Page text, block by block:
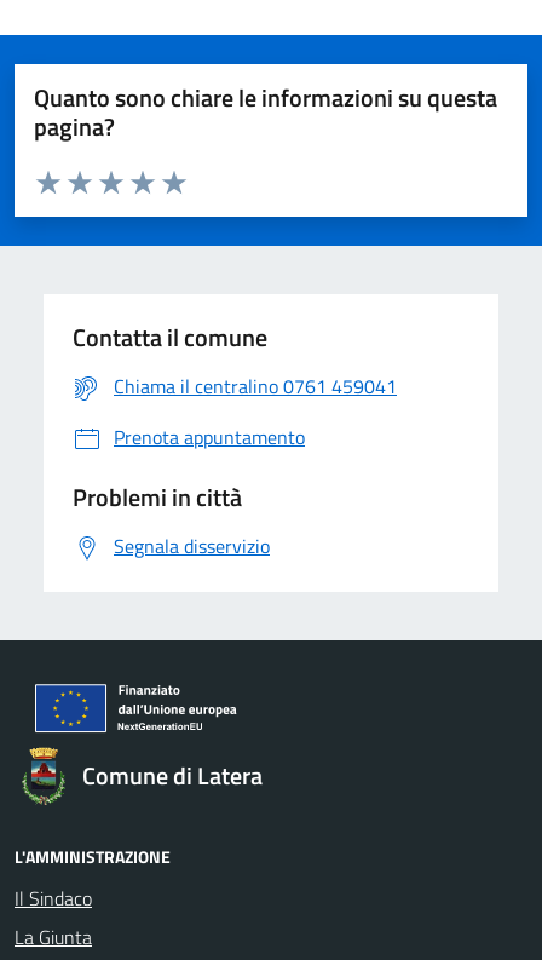
Quanto sono chiare le informazioni su questa
pagina?
Valuta da 1 a 5 stelle la pagina
Valuta 4 stelle su 5
Valuta 3 stelle su 5
Valuta 2 stelle su 5
Valuta 1 stelle su 5
Contatta il comune
Chiama il centralino 0761 459041
Prenota appuntamento
Problemi in città
Segnala disservizio
Comune di Latera
L'AMMINISTRAZIONE
Il Sindaco
La Giunta